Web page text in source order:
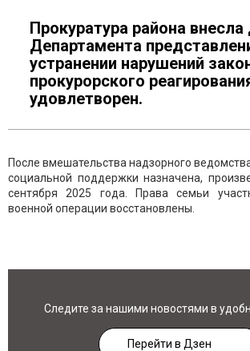
Прокуратура района внесла
Департамента
устранении нарушений
прокурорского
удовлетворен.
После вмешательства надзорного
социальной поддержки назначена,
сентября 2025 года. Права семьи
военной операции восстановлены.
Следите за нашими новостями в
Перейти в Дзен